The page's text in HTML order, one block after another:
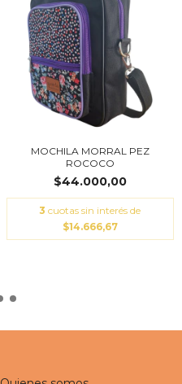
MOCHILA MORRAL PEZ
ROCOCO
$44.000,00
3 cuotas sin interés de
$14.666,67